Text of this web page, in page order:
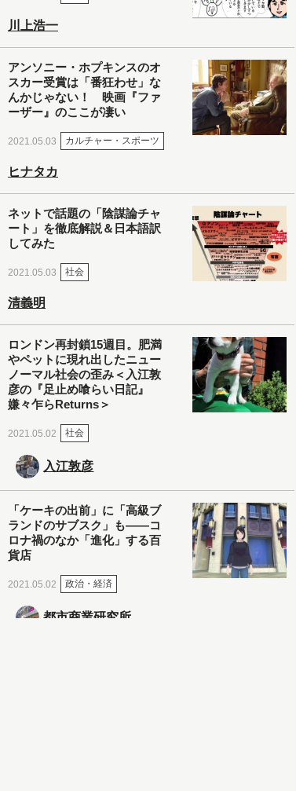
川上浩一
アンソニー・ホプキンスのオ
スカー受賞は「番狂わせ」な
んかじゃない！ 映画『ファ
ーザー』のここが凄い
2021.05.03 カルチャー・スポーツ
ヒナタカ
ネットで話題の「陰謀論チャ
ート」を徹底解説＆日本語訳
してみた
2021.05.03 社会
清義明
ロンドン再封鎖15週目。肥満
やペットに現れ出したニュー
ノーマル社会の歪み＜入江敦
彦の『足止め喰らい日記』
嫌々乍らReturns＞
2021.05.02 社会
入江敦彦
「ケーキの出前」に「高級ブ
ランドのサブスク」も――コ
ロナ禍のなか「進化」する百
貨店
2021.05.02 政治・経済
都市商業研究所